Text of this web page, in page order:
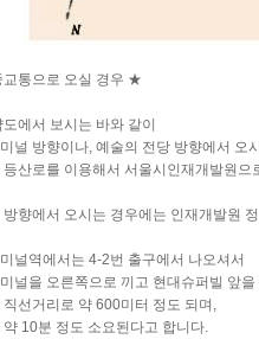
통으로 오실 경우 ★
에서 보시는 바와 같이
널 방향이나, 예술의 전당 방향에서 오
등산로를 이용해서 서울시인재개발원
방향에서 오시는 경우에는 인재개발원
널역에서는 4-2번 출구에서 나오셔서
널을 오른쪽으로 끼고 현대슈퍼빌 앞
직선거리로 약 600미터 정도 되며,
약 10분 정도 소요된다고 합니다.